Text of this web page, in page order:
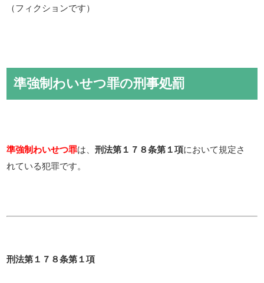
（フィクションです）
準強制わいせつ罪の刑事処罰
準強制わいせつ罪は、刑法第１７８条第１項において規定さ
れている犯罪です。
刑法第１７８条第１項